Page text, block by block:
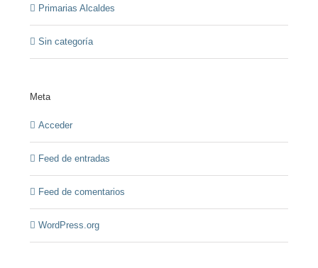
Primarias Alcaldes
Sin categoría
Meta
Acceder
Feed de entradas
Feed de comentarios
WordPress.org